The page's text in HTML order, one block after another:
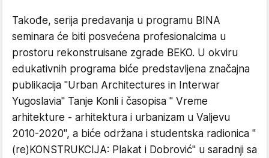
Takođe, serija predavanja u programu BINA
seminara će biti posvećena profesionalcima u
prostoru rekonstruisane zgrade BEKO. U okviru
edukativnih programa biće predstavljena značajna
publikacija "Urban Architectures in Interwar
Yugoslavia" Tanje Konli i časopisa " Vreme
arhitekture - arhitektura i urbanizam u Valjevu
2010-2020", a biće održana i studentska radionica "
(re)KONSTRUKCIJA: Plakat i Dobrović" u saradnji sa